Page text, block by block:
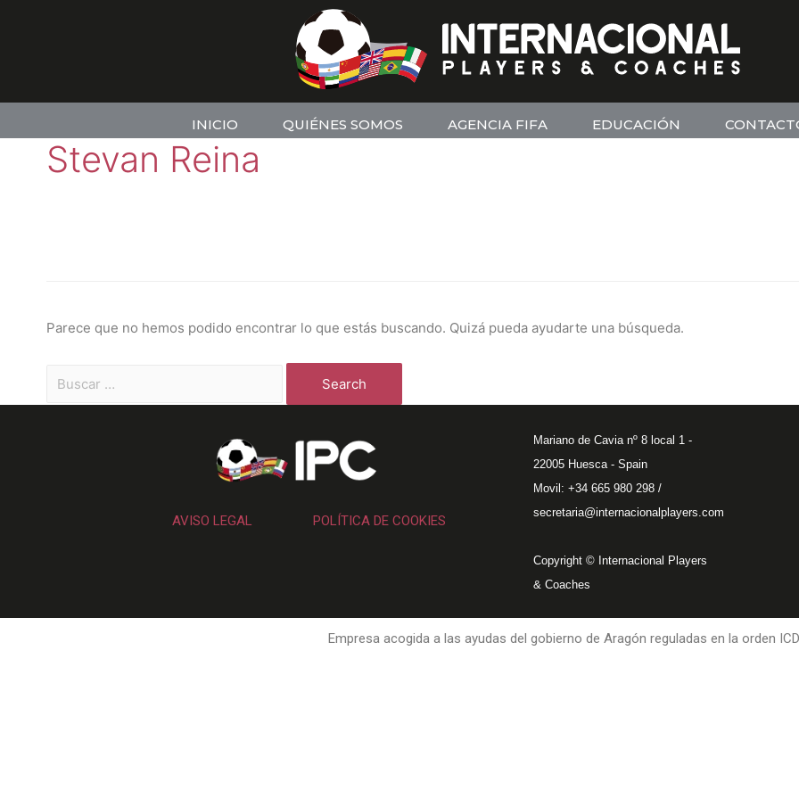
INICIO QUIÉNES SOMOS AGENCIA FIFA EDUCACIÓN
Stevan Reina
Parece que no hemos podido encontrar lo que estás buscando. Quizá pueda ayudarte una búsqueda.
AVISO LEGAL POLÍTICA DE COOKIES
Mariano de Cavia nº 8 local 1 -
22005 Huesca - Spain
Movil: +34 665 980 298 /
secretaria@internacionalplayers.com
Copyright © Internacional Players
& Coaches
Empresa acogida a las ayudas del gobierno de Aragón reguladas en la orden